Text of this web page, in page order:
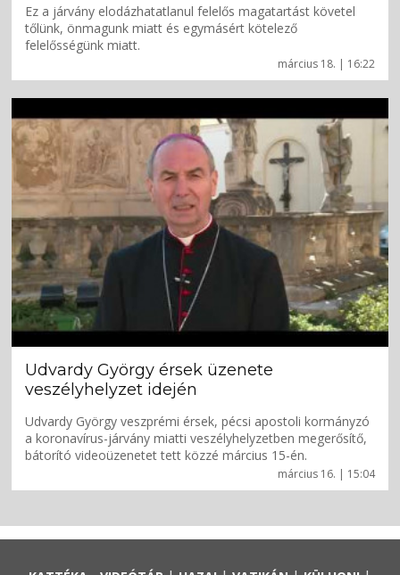
március 18. | 16:22
Ez a járvány elodázhatatlanul felelős magatartást követel
tőlünk, önmagunk miatt és egymásért kötelező
felelősségünk miatt.
március 16. | 15:04
Udvardy György érsek üzenete
veszélyhelyzet idején
Udvardy György veszprémi érsek, pécsi apostoli kormányzó
a koronavírus-járvány miatti veszélyhelyzetben megerősítő,
bátorító videoüzenetet tett közzé március 15-én.